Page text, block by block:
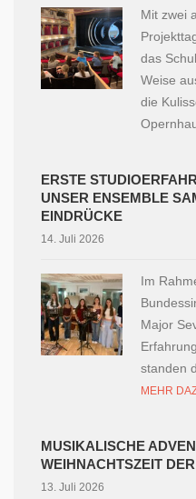
Mit zwei
das
Weise
die
ERSTE
UNSER ENSEMBLE
EINDRÜCKE
14. Juli 2026
Im
Major
standen
MEHR
MUSIKALISCHE
WEIHNACHTSZEIT
13. Juli 2026